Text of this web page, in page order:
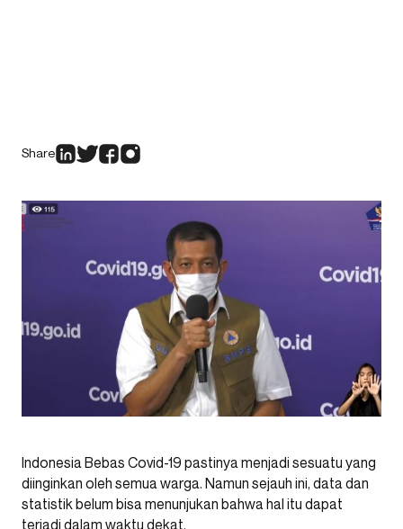
Share
Indonesia Bebas Covid-19 pastinya menjadi sesuatu yang
diinginkan oleh semua warga. Namun sejauh ini, data dan
statistik belum bisa menunjukan bahwa hal itu dapat
terjadi dalam waktu dekat.